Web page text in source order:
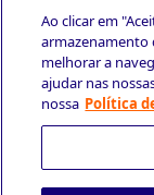
Avenida Cais do
+55 81 3419-6700
Ao clicar em
armazenamento
melhorar a
ajudar nas
nossa Política